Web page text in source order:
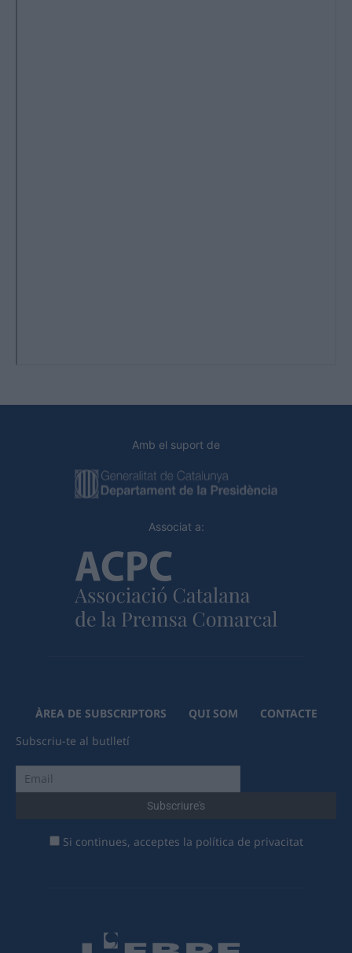
Amb el suport de
Associat a:
ÀREA DE SUBSCRIPTORS QUI SOM
CONTACTE
Subscriu-te al butlletí
Si continues, acceptes la política de privacitat